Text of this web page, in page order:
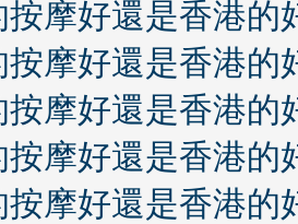
按摩好還是香港的
按摩好還是香港的
按摩好還是香港的
按摩好還是香港的
按摩好還是香港的